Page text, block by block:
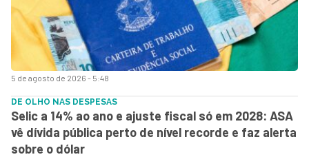
5 de agosto de 2026 - 5:48
DE OLHO NAS DESPESAS
Selic a 14% ao ano e ajuste fiscal só em 2028: ASA
vê dívida pública perto de nível recorde e faz alerta
sobre o dólar